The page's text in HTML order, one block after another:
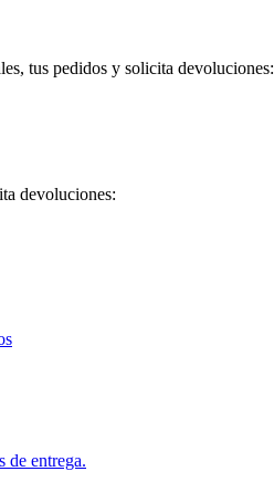
tus pedidos y solicita devoluciones:
devoluciones:
de entrega.